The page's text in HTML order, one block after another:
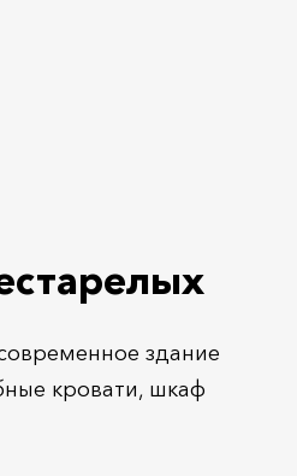
здание
кровати, шкаф